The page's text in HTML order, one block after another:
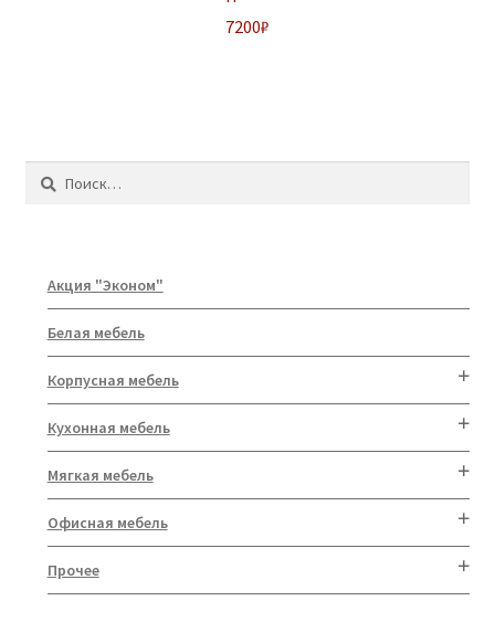
7200₽
Найти:
Акция "Эконом"
Белая мебель
Корпусная мебель
Кухонная мебель
Мягкая мебель
Офисная мебель
Прочее